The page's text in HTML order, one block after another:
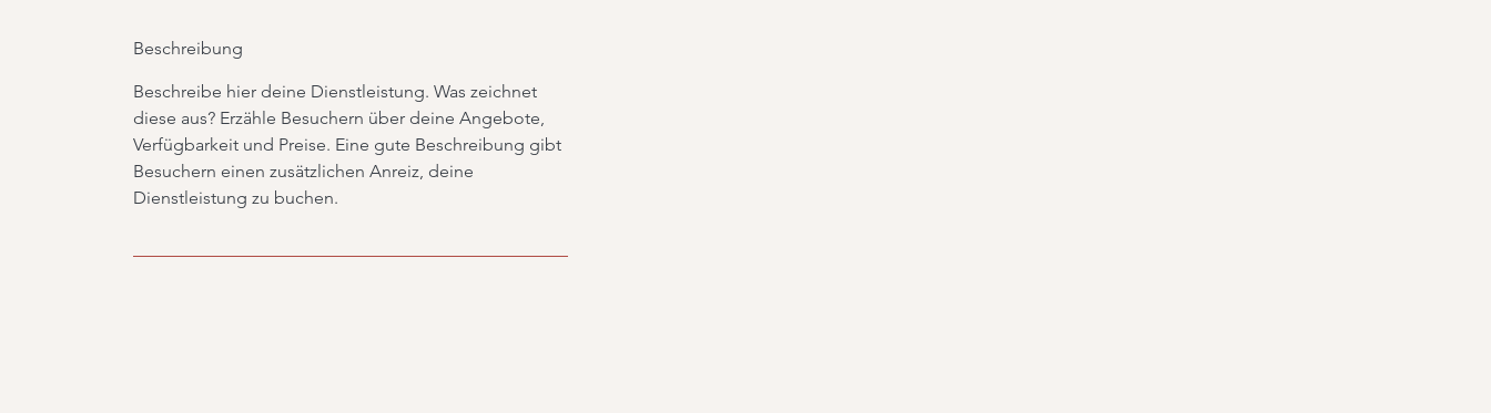
Beschreibung
Beschreibe hier deine Dienstleistung. Was zeichnet
diese aus? Erzähle Besuchern über deine Angebote,
Verfügbarkeit und Preise. Eine gute Beschreibung gibt
Besuchern einen zusätzlichen Anreiz, deine
Dienstleistung zu buchen.